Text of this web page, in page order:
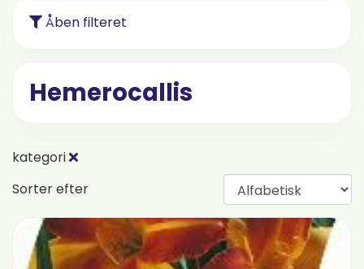
Åben filteret
Hemerocallis
kategori
Sorter efter